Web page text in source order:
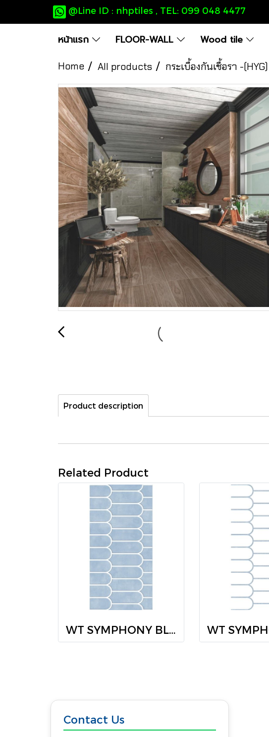
@Line ID : nhptiles , TEL: 099 048 4477
หน้าแรก FLOOR-WALL Wood tile
Home All products กระเบื้องกันเชื้อรา -(HYG)
Product description
Related Product
WT SYMPHONY BLUE (HYG) R/T 30X60 PM
Contact Us